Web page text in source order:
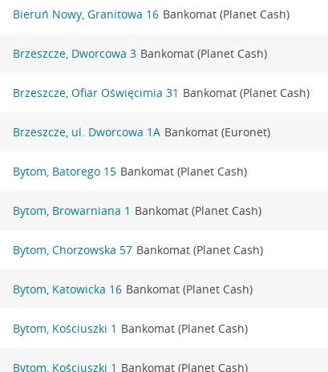
Bieruń Nowy, Granitowa 16 Bankomat (Planet Cash)
Brzeszcze, Dworcowa 3 Bankomat (Planet Cash)
Brzeszcze, Ofiar Oświęcimia 31 Bankomat (Planet Cash)
Brzeszcze, ul. Dworcowa 1A Bankomat (Euronet)
Bytom, Batorego 15 Bankomat (Planet Cash)
Bytom, Browarniana 1 Bankomat (Planet Cash)
Bytom, Chorzowska 57 Bankomat (Planet Cash)
Bytom, Katowicka 16 Bankomat (Planet Cash)
Bytom, Kościuszki 1 Bankomat (Planet Cash)
Bytom, Kościuszki 1 Bankomat (Planet Cash)